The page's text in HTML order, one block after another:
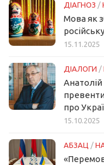
ДІАГНОЗ /
Мова як
15.11.2025
ДІАЛОГИ /
про
15.10.2025
АБЗАЦ /